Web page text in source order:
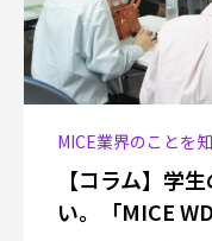
MICE業界のことを
【コラム】学
い。「MICE